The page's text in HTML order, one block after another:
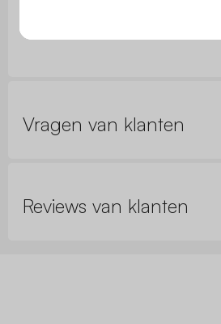
Vragen van klanten
Reviews van klanten